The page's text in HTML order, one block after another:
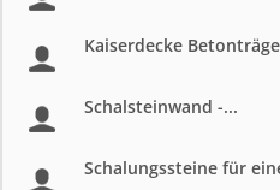
Kaiserdecke
Schalsteinwand -...
Schalungssteine für